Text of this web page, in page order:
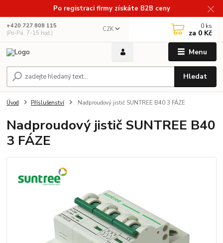
Po registraci firmy získáte B2B ceny
Menu
CZK
Hledat
+420 727 808 115
(Po-Pá, 7-15 hod.)
0 ks
za 0 Kč
Úvod Příslušenství Nadproudový jistič SUNTREE B40 3 FÁZE
Nadproudový jistič SUNTREE B40
3 FÁZE